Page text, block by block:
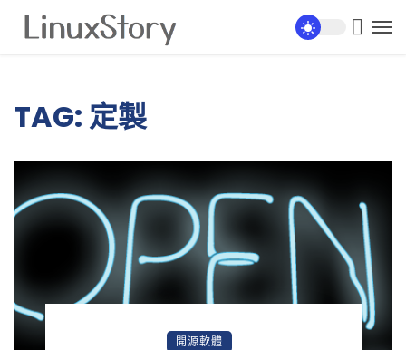
TAG: 定製
開源軟體